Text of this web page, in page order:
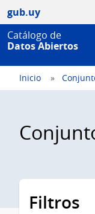
gub.uy
Catálogo de
Datos Abiertos
Inicio
Filtros